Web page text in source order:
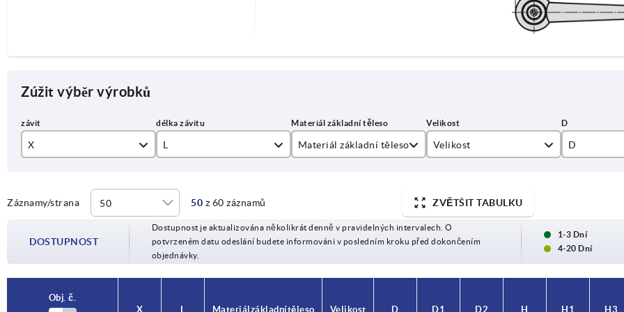
Zúžit výběr výrobků
X
M12
L
25
30
Materiál základní těleso Velikost
2
3
D
30
Záznamy/strana 50 z 60 záznamů ZVĚTŠIT TABULKU
DOSTUPNOST
Dostupnost je aktualizována několikrát denně v pravidelných intervalech. O
potvrzeném datu odeslání budete informováni v posledním kroku před dokončením
objednávky.
1-3 Dní
4-20 Dní
Obj. č.
X
Materiál základní těleso Velikost D D1 D2 H H1 H3
Obj. č.
X
Materiál základní těleso Velikost D D1 D2 H H1 H3